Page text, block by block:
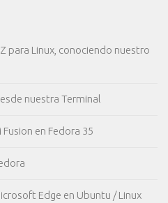
para Linux, conociendo nuestro
nuestra Terminal
en Fedora 35
Edge en Ubuntu / Linux